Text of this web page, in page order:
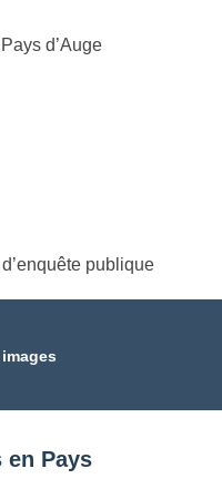
d’Auge
publique
en Pays